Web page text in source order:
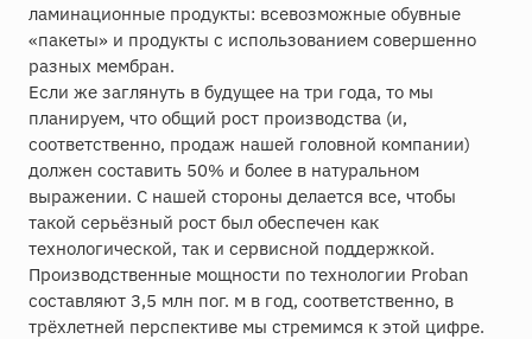
ламинационные продукты: всевозможные обувные
«пакеты» и продукты с использованием совершенно
разных мембран.
Если же заглянуть в будущее на три года, то мы
планируем, что общий рост производства (и,
соответственно, продаж нашей головной компании)
должен составить 50% и более в натуральном
выражении. С нашей стороны делается все, чтобы
такой серьёзный рост был обеспечен как
технологической, так и сервисной поддержкой.
Производственные мощности по технологии Proban
составляют 3,5 млн пог. м в год, соответственно, в
трёхлетней перспективе мы стремимся к этой цифре.